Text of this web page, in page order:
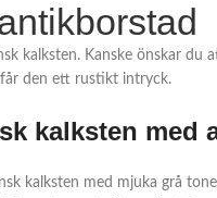
kalksten. Kanske önskar
den ett rustikt intryck.
kalksten med
kalksten med mjuka grå